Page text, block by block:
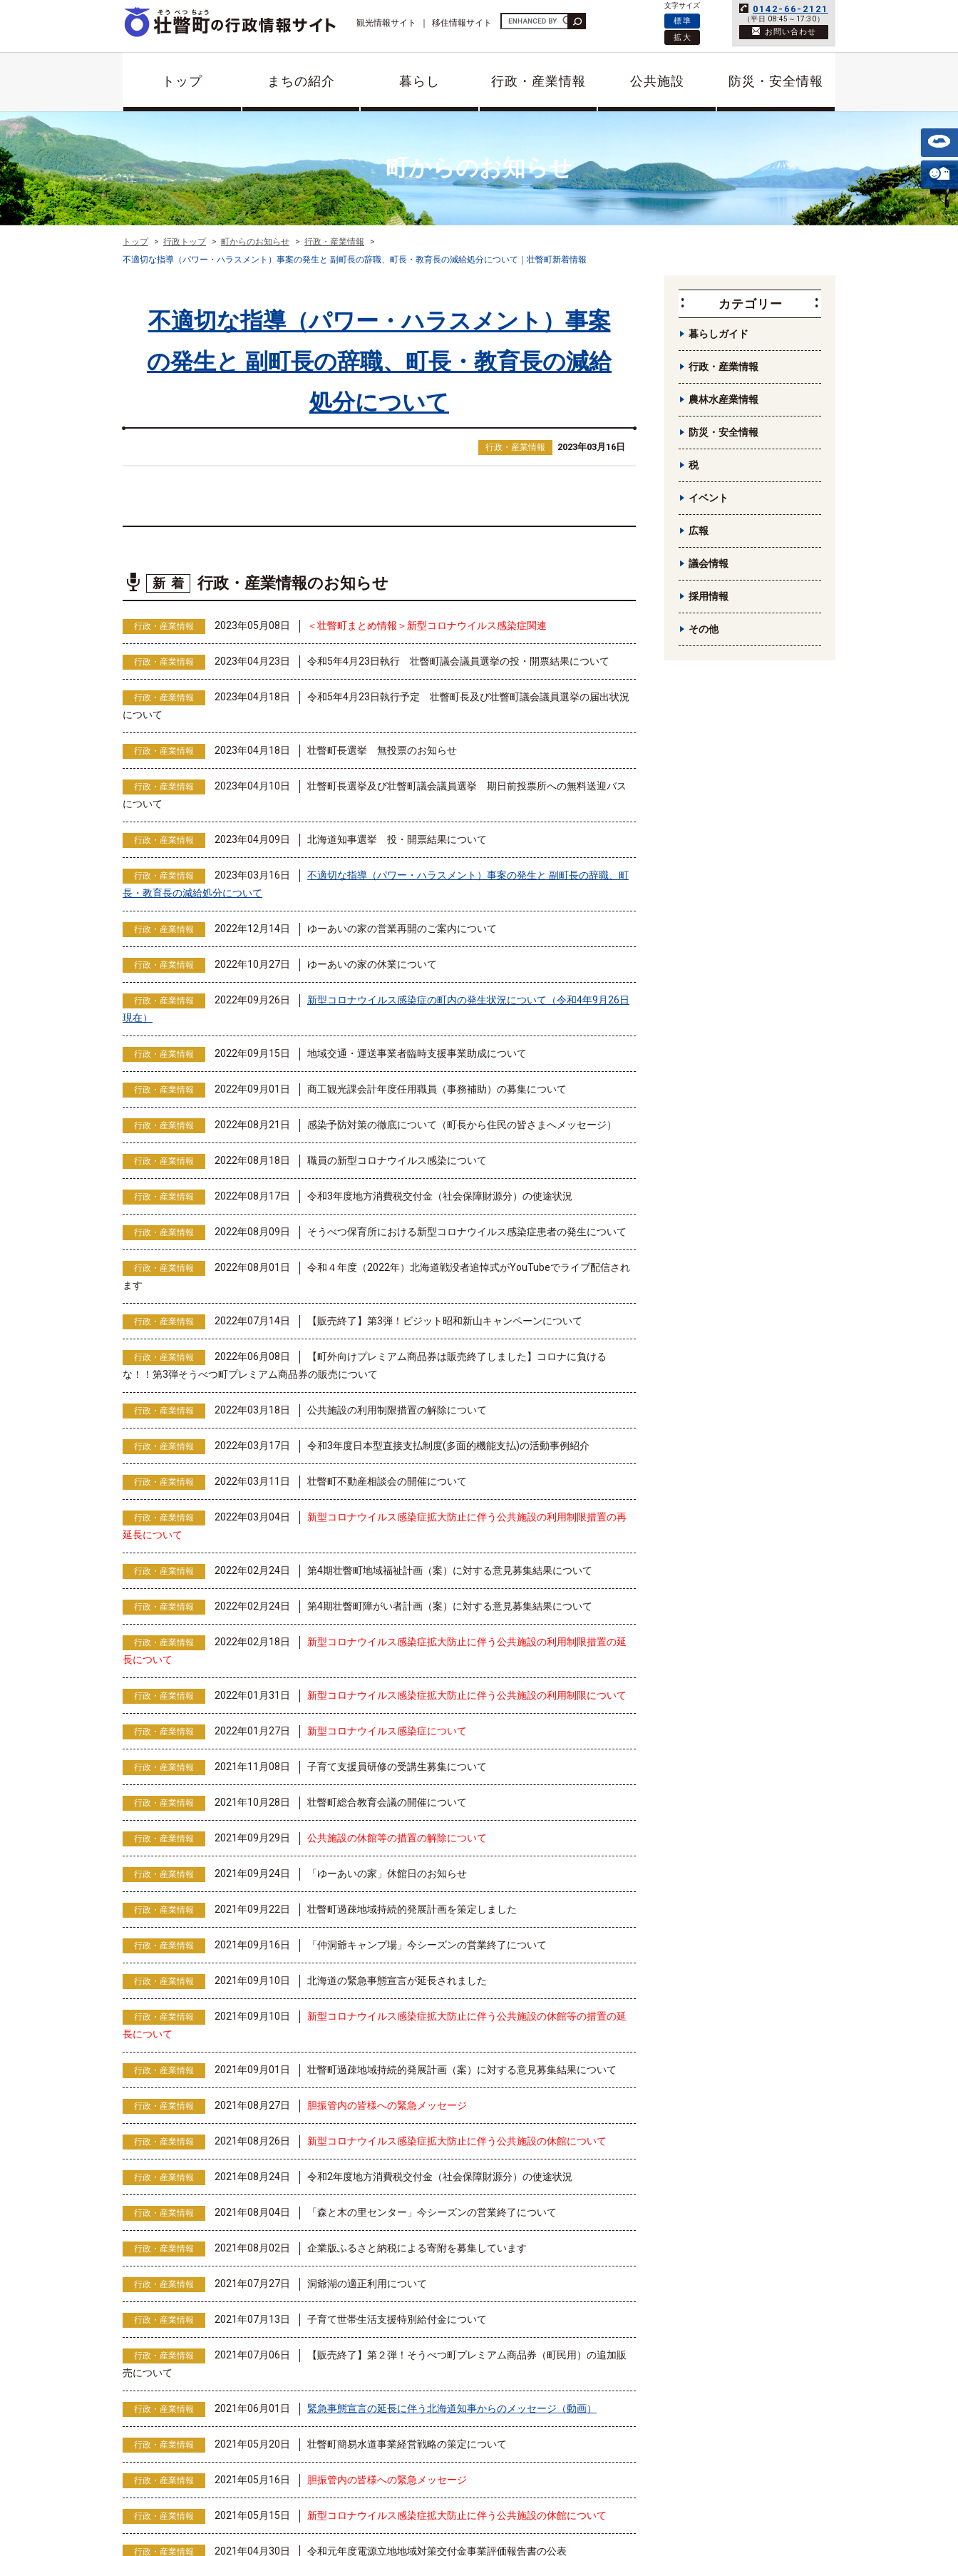
トップ まちの紹介 暮らし 行政・産業情報 公共施設 防災・安全情報
文字サイズ
標準
拡大
観光情報サイト 移住情報サイト
0142-66-2121
（平日 08:45～17:30）
お問い合わせ
町からのお知らせ
トップ 行政トップ 町からのお知らせ
行政・産業情報
不適切な指導（パワー・ハラスメント）事案の発生と 副町長の辞職、町長・教育長の減給処分について｜壮瞥町新着情報
不適切な指導（パワー・ハラスメント）事案
の発生と 副町長の辞職、町長・教育長の減給
処分について
行政・産業情報 2023年03月16日
新着 行政・産業情報のお知らせ
行政・産業情報 2023年05月08日 ＜壮瞥町まとめ情報＞新型コロナウイルス感染症関連
行政・産業情報 2023年04月23日 令和5年4月23日執行 壮瞥町議会議員選挙の投・開票結果について
行政・産業情報 2023年04月18日
令和5年4月23日執行予定 壮瞥町長及び壮瞥町議会議員選挙の届出状況
について
行政・産業情報 2023年04月18日 壮瞥町長選挙 無投票のお知らせ
行政・産業情報 2023年04月10日
壮瞥町長選挙及び壮瞥町議会議員選挙 期日前投票所への無料送迎バス
について
行政・産業情報 2023年04月09日 北海道知事選挙 投・開票結果について
行政・産業情報 2023年03月16日
不適切な指導（パワー・ハラスメント）事案の発生と 副町長の辞職、町
長・教育長の減給処分について
行政・産業情報 2022年12月14日 ゆーあいの家の営業再開のご案内について
行政・産業情報 2022年10月27日 ゆーあいの家の休業について
行政・産業情報 2022年09月26日
新型コロナウイルス感染症の町内の発生状況について（令和4年9月26日
現在）
行政・産業情報 2022年09月15日 地域交通・運送事業者臨時支援事業助成について
行政・産業情報 2022年09月01日 商工観光課会計年度任用職員（事務補助）の募集について
行政・産業情報 2022年08月21日 感染予防対策の徹底について（町長から住民の皆さまへメッセージ）
行政・産業情報 2022年08月18日 職員の新型コロナウイルス感染について
行政・産業情報 2022年08月17日 令和3年度地方消費税交付金（社会保障財源分）の使途状況
行政・産業情報 2022年08月09日 そうべつ保育所における新型コロナウイルス感染症患者の発生について
行政・産業情報 2022年08月01日
令和４年度（2022年）北海道戦没者追悼式がYouTubeでライブ配信され
ます
行政・産業情報 2022年07月14日 【販売終了】第3弾！ビジット昭和新山キャンペーンについて
行政・産業情報 2022年06月08日
【町外向けプレミアム商品券は販売終了しました】コロナに負ける
な！！第3弾そうべつ町プレミアム商品券の販売について
行政・産業情報 2022年03月18日 公共施設の利用制限措置の解除について
行政・産業情報 2022年03月17日 令和3年度日本型直接支払制度(多面的機能支払)の活動事例紹介
行政・産業情報 2022年03月11日 壮瞥町不動産相談会の開催について
行政・産業情報 2022年03月04日
新型コロナウイルス感染症拡大防止に伴う公共施設の利用制限措置の再
延長について
行政・産業情報 2022年02月24日 第4期壮瞥町地域福祉計画（案）に対する意見募集結果について
行政・産業情報 2022年02月24日 第4期壮瞥町障がい者計画（案）に対する意見募集結果について
行政・産業情報 2022年02月18日
新型コロナウイルス感染症拡大防止に伴う公共施設の利用制限措置の延
長について
行政・産業情報 2022年01月31日 新型コロナウイルス感染症拡大防止に伴う公共施設の利用制限について
行政・産業情報 2022年01月27日 新型コロナウイルス感染症について
行政・産業情報 2021年11月08日 子育て支援員研修の受講生募集について
行政・産業情報 2021年10月28日 壮瞥町総合教育会議の開催について
行政・産業情報 2021年09月29日 公共施設の休館等の措置の解除について
行政・産業情報 2021年09月24日 「ゆーあいの家」休館日のお知らせ
行政・産業情報 2021年09月22日 壮瞥町過疎地域持続的発展計画を策定しました
行政・産業情報 2021年09月16日 「仲洞爺キャンプ場」今シーズンの営業終了について
行政・産業情報 2021年09月10日 北海道の緊急事態宣言が延長されました
行政・産業情報 2021年09月10日
新型コロナウイルス感染症拡大防止に伴う公共施設の休館等の措置の延
長について
行政・産業情報 2021年09月01日 壮瞥町過疎地域持続的発展計画（案）に対する意見募集結果について
行政・産業情報 2021年08月27日 胆振管内の皆様への緊急メッセージ
行政・産業情報 2021年08月26日 新型コロナウイルス感染症拡大防止に伴う公共施設の休館について
行政・産業情報 2021年08月24日 令和2年度地方消費税交付金（社会保障財源分）の使途状況
行政・産業情報 2021年08月04日 「森と木の里センター」今シーズンの営業終了について
行政・産業情報 2021年08月02日 企業版ふるさと納税による寄附を募集しています
行政・産業情報 2021年07月27日 洞爺湖の適正利用について
行政・産業情報 2021年07月13日 子育て世帯生活支援特別給付金について
行政・産業情報 2021年07月06日
【販売終了】第２弾！そうべつ町プレミアム商品券（町民用）の追加販
売について
行政・産業情報 2021年06月01日 緊急事態宣言の延長に伴う北海道知事からのメッセージ（動画）
行政・産業情報 2021年05月20日 壮瞥町簡易水道事業経営戦略の策定について
行政・産業情報 2021年05月16日 胆振管内の皆様への緊急メッセージ
行政・産業情報 2021年05月15日 新型コロナウイルス感染症拡大防止に伴う公共施設の休館について
行政・産業情報 2021年04月30日 令和元年度電源立地地域対策交付金事業評価報告書の公表
カテゴリー
暮らしガイド
行政・産業情報
農林水産業情報
防災・安全情報
税
イベント
広報
議会情報
採用情報
その他